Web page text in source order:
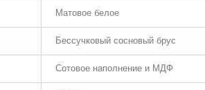
Матовое белое
Бессучковый сосновый брус
Сотовое наполнение и МДФ